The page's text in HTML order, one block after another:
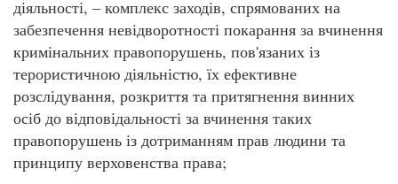
діяльності, – комплекс заходів, спрямованих на
забезпечення невідворотності покарання за вчинення
кримінальних правопорушень, пов'язаних із
терористичною діяльністю, їх ефективне
розслідування, розкриття та притягнення винних
осіб до відповідальності за вчинення таких
правопорушень із дотриманням прав людини та
принципу верховенства права;